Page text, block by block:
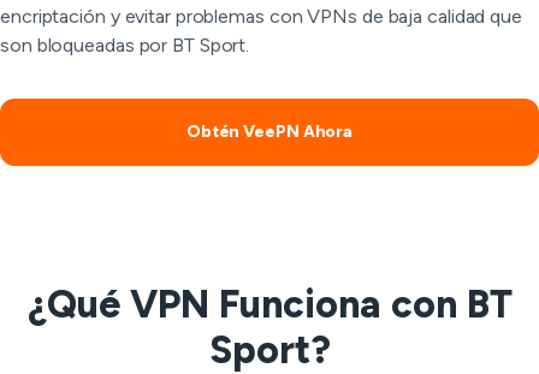
encriptación y evitar problemas con VPNs de baja calidad que
son bloqueadas por BT Sport.
Obtén VeePN Ahora
¿Qué VPN Funciona con BT
Sport?